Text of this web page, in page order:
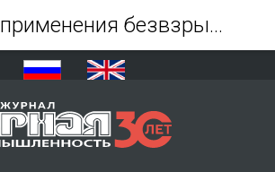
Анализ применения безвзрывных технологий в условиях криолитозоны - Журнал Горная промышленность